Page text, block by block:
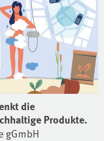
die
Produkte.
gGmbH